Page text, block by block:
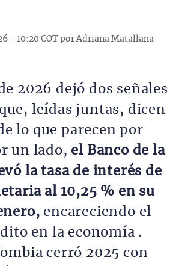
- 10:20 COT por Adriana Matallana
2026 dejó dos señales
leídas juntas, dicen
lo que parecen por
un lado, el Banco de la
la tasa de interés de
al 10,25 % en su
encareciendo el
en la economía .
cerró 2025 con